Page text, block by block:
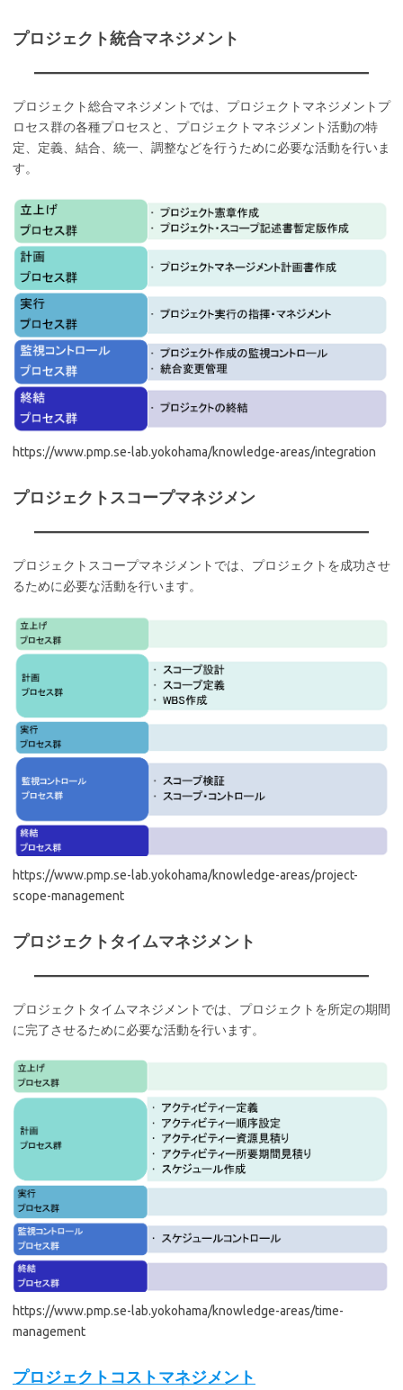
プロジェクト統合マネジメント
プロジェクト総合マネジメントでは、プロジェクトマネジメントプ
ロセス群の各種プロセスと、プロジェクトマネジメント活動の特
定、定義、結合、統一、調整などを行うために必要な活動を行いま
す。
https://www.pmp.se-lab.yokohama/knowledge-areas/integration
プロジェクトスコープマネジメン
プロジェクトスコープマネジメントでは、プロジェクトを成功させ
るために必要な活動を行います。
https://www.pmp.se-lab.yokohama/knowledge-areas/project-
scope-management
プロジェクトタイムマネジメント
プロジェクトタイムマネジメントでは、プロジェクトを所定の期間
に完了させるために必要な活動を行います。
https://www.pmp.se-lab.yokohama/knowledge-areas/time-
management
プロジェクトコストマネジメント